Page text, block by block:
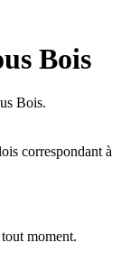
Bois
Bois.
correspondant à
moment.